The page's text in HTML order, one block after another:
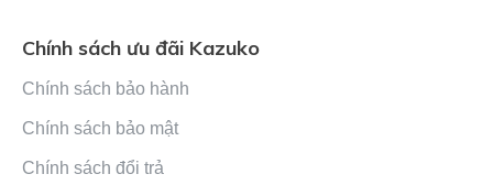
Chính sách ưu đãi Kazuko
Chính sách bảo hành
Chính sách bảo mật
Chính sách đổi trả